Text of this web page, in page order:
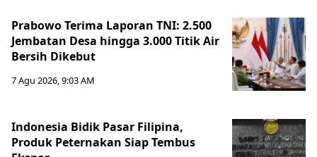
Prabowo Terima Laporan TNI: 2.500
Jembatan Desa hingga 3.000 Titik Air
Bersih Dikebut
7 Agu 2026, 9:03 AM
Indonesia Bidik Pasar Filipina,
Produk Peternakan Siap Tembus